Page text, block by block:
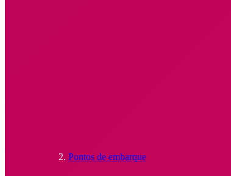
Pontos de embarque